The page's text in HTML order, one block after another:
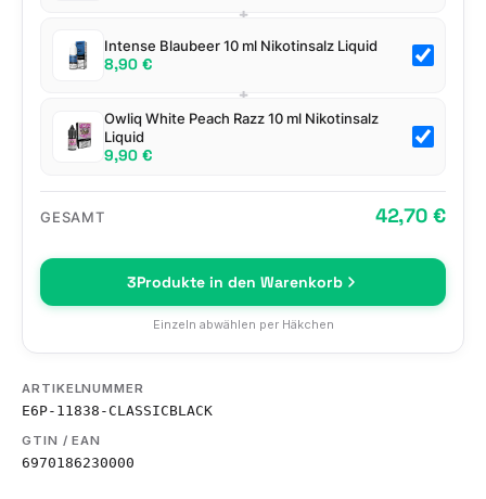
+
Intense Blaubeer 10 ml Nikotinsalz Liquid
8,90 €
+
Owliq White Peach Razz 10 ml Nikotinsalz
Liquid
9,90 €
GESAMT 42,70 €
3Produkte in den Warenkorb
Einzeln abwählen per Häkchen
ARTIKELNUMMER
E6P-11838-CLASSICBLACK
GTIN / EAN
6970186230000